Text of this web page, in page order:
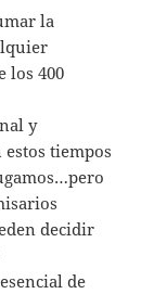
la
los 400
y
tiempos
decidir
de